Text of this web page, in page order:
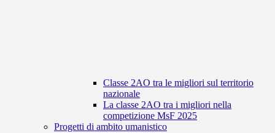
Classe 2AO tra le migliori sul territorio
nazionale
La classe 2AO tra i migliori nella
competizione MsF 2025
Progetti di ambito umanistico